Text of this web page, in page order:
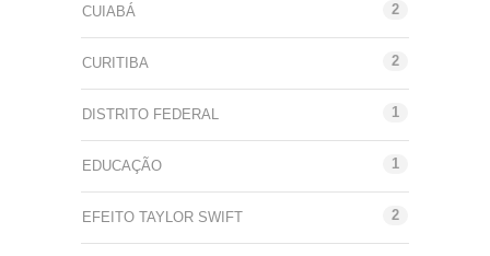
CUIABÁ 2
CURITIBA 2
DISTRITO FEDERAL 1
EDUCAÇÃO 1
EFEITO TAYLOR SWIFT 2